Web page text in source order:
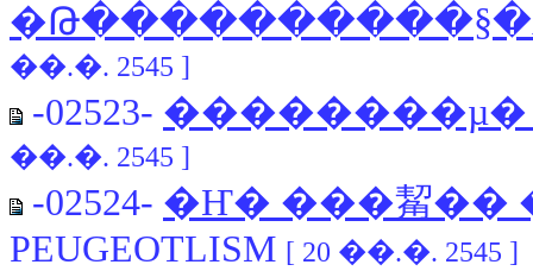
��.�. 2545 ]
-02523- ��������µ�
��.�. 2545 ]
-02524- �Ҥ� ���觢��
PEUGEOTLISM [ 20 ��.�. 2545 ]